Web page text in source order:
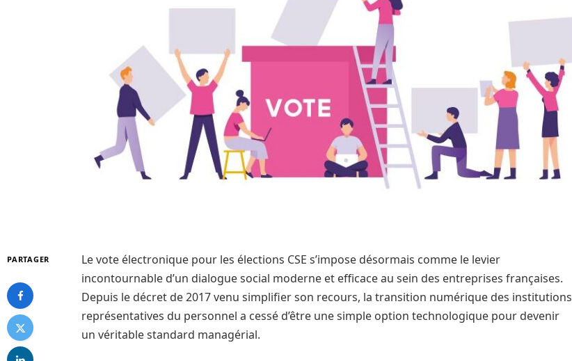
PARTAGER
Le vote électronique pour les élections CSE s’impose désormais comme le levier
incontournable d’un dialogue social moderne et efficace au sein des entreprises françaises.
Depuis le décret de 2017 venu simplifier son recours, la transition numérique des institutions
représentatives du personnel a cessé d’être une simple option technologique pour devenir
un véritable standard managérial.